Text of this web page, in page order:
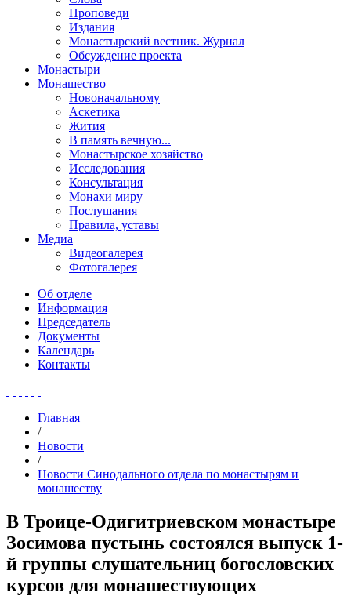
Проповеди
Издания
Монастырский вестник. Журнал
Обсуждение проекта
Монастыри
Монашество
Новоначальному
Аскетика
Жития
В память вечную...
Монастырское хозяйство
Исследования
Консультация
Монахи миру
Послушания
Правила, уставы
Медиа
Видеогалерея
Фотогалерея
Об отделе
Информация
Председатель
Документы
Календарь
Контакты
Главная
/
Новости
/
Новости Синодального отдела по монастырям и
монашеству
В Троице-Одигитриевском монастыре
Зосимова пустынь состоялся выпуск 1-
й группы слушательниц богословских
курсов для монашествующих